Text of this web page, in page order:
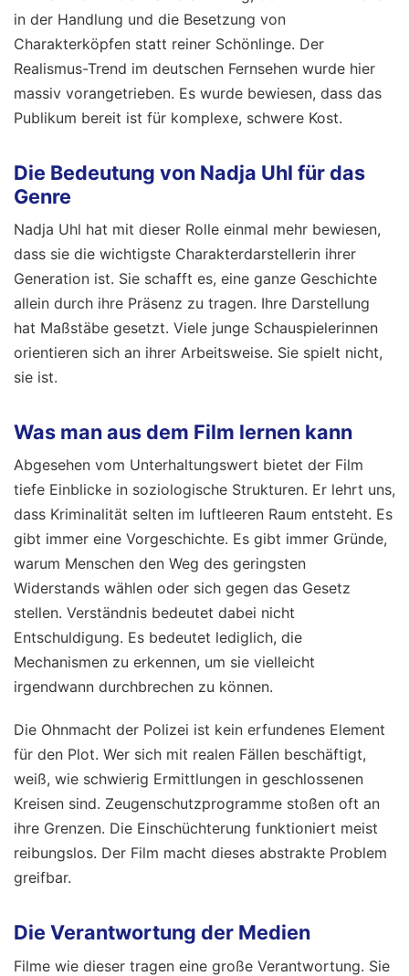
in der Handlung und die Besetzung von
Charakterköpfen statt reiner Schönlinge. Der
Realismus-Trend im deutschen Fernsehen wurde hier
massiv vorangetrieben. Es wurde bewiesen, dass das
Publikum bereit ist für komplexe, schwere Kost.
Die Bedeutung von Nadja Uhl für das
Genre
Nadja Uhl hat mit dieser Rolle einmal mehr bewiesen,
dass sie die wichtigste Charakterdarstellerin ihrer
Generation ist. Sie schafft es, eine ganze Geschichte
allein durch ihre Präsenz zu tragen. Ihre Darstellung
hat Maßstäbe gesetzt. Viele junge Schauspielerinnen
orientieren sich an ihrer Arbeitsweise. Sie spielt nicht,
sie ist.
Was man aus dem Film lernen kann
Abgesehen vom Unterhaltungswert bietet der Film
tiefe Einblicke in soziologische Strukturen. Er lehrt uns,
dass Kriminalität selten im luftleeren Raum entsteht. Es
gibt immer eine Vorgeschichte. Es gibt immer Gründe,
warum Menschen den Weg des geringsten
Widerstands wählen oder sich gegen das Gesetz
stellen. Verständnis bedeutet dabei nicht
Entschuldigung. Es bedeutet lediglich, die
Mechanismen zu erkennen, um sie vielleicht
irgendwann durchbrechen zu können.
Die Ohnmacht der Polizei ist kein erfundenes Element
für den Plot. Wer sich mit realen Fällen beschäftigt,
weiß, wie schwierig Ermittlungen in geschlossenen
Kreisen sind. Zeugenschutzprogramme stoßen oft an
ihre Grenzen. Die Einschüchterung funktioniert meist
reibungslos. Der Film macht dieses abstrakte Problem
greifbar.
Die Verantwortung der Medien
Filme wie dieser tragen eine große Verantwortung. Sie